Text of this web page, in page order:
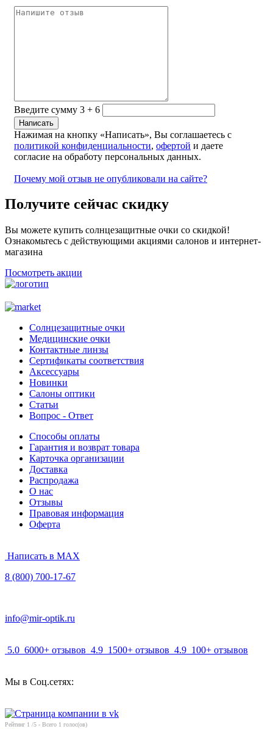
Введите сумму 3 + 6
Нажимая на кнопку «Написать», Вы соглашаетесь с
политикой конфиденциальности, офертой и даете
согласие на обработу персональных данных.
Почему мой отзыв не опубликовали на сайте?
Получите сейчас скидку
Вы можете купить солнцезащитные очки со скидкой!
Ознакомьтесь с действующими акциями салонов и интернет-
магазина
Посмотреть акции
Солнцезащитные очки
Медицинские очки
Контактные линзы
Сертификаты соответствия
Аксессуары
Новинки
Салоны оптики
Статьи
Вопрос - Ответ
Способы оплаты
Гарантия и возврат товара
Карточка организации
Доставка
Распродажа
О нас
Отзывы
Правовая информация
Оферта
Написать в MAX
8 (800) 700-17-67
info@mir-optik.ru
5.0 6000+ отзывов 4.9 1500+ отзывов 4.9 100+ отзывов
Мы в Соц.сетях:
Рейтинг 1 /5 - Всего 1 голос(ов)